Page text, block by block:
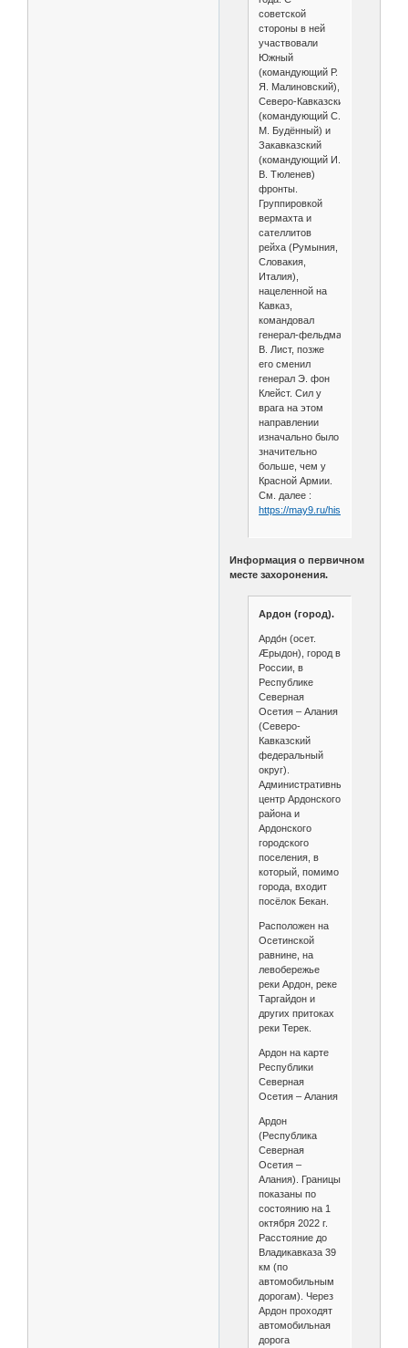
советской
стороны в ней
участвовали
Южный
(командующий Р.
Я. Малиновский),
Северо‑Кавказский
(командующий С.
М. Будённый) и
Закавказский
(командующий И.
В. Тюленев)
фронты.
Группировкой
вермахта и
сателлитов
рейха (Румыния,
Словакия,
Италия),
нацеленной на
Кавказ,
командовал
генерал‑фельдмаршал
В. Лист, позже
его сменил
генерал Э. фон
Клейст. Сил у
врага на этом
направлении
изначально было
значительно
больше, чем у
Красной Армии.
См. далее :
https://may9.ru/history/articles/
Информация о первичном
месте захоронения.
Ардон (город).
Ардо́н (осет.
Ӕрыдон), город в
России, в
Республике
Северная
Осетия – Алания
(Северо-
Кавказский
федеральный
округ).
Административный
центр Ардонского
района и
Ардонского
городского
поселения, в
который, помимо
города, входит
посёлок Бекан.
Расположен на
Осетинской
равнине, на
левобережье
реки Ардон, реке
Таргайдон и
других притоках
реки Терек.
Ардон на карте
Республики
Северная
Осетия – Алания
Ардон
(Республика
Северная
Осетия –
Алания). Границы
показаны по
состоянию на 1
октября 2022 г.
Расстояние до
Владикавказа 39
км (по
автомобильным
дорогам). Через
Ардон проходят
автомобильная
дорога